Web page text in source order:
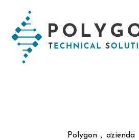
contenuto
Polygon ,